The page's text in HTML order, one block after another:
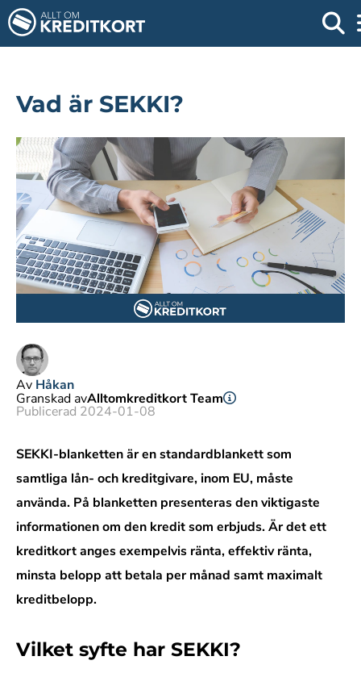
Vad är SEKKI?
Av Håkan
Granskad avAlltomkreditkort Team
Publicerad 2024-01-08
SEKKI-blanketten är en standardblankett som
samtliga lån- och kreditgivare, inom EU, måste
använda. På blanketten presenteras den viktigaste
informationen om den kredit som erbjuds. Är det ett
kreditkort anges exempelvis ränta, effektiv ränta,
minsta belopp att betala per månad samt maximalt
kreditbelopp.
Vilket syfte har SEKKI?